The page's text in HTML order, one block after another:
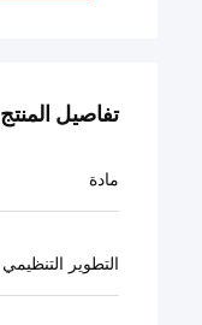
تفاصيل المنتج
مادة
التطوير التنظيمي